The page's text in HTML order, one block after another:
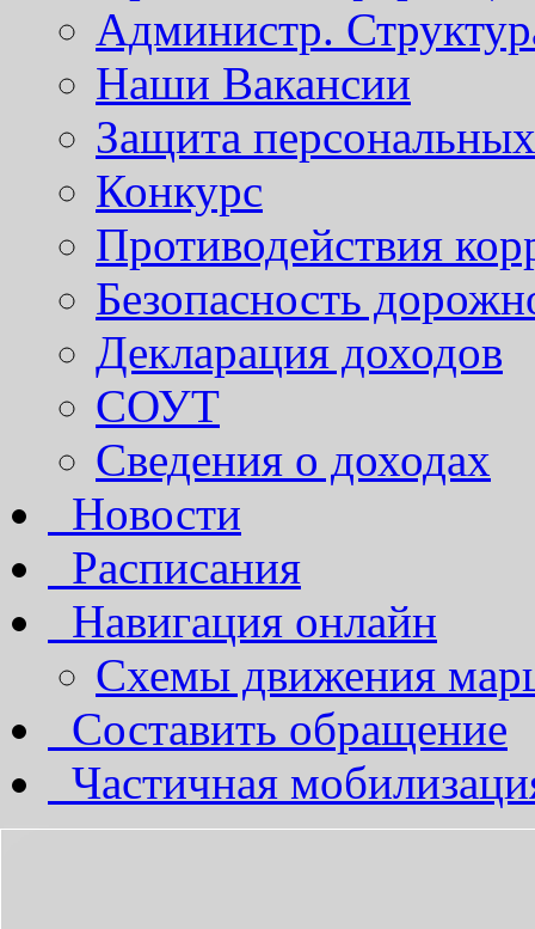
Администр.
Наши Вакансии
Защита
Конкурс
Противодействия
Безопасность
Декларация доходов
СОУТ
Сведения о доходах
Новости
Расписания
Навигация онлайн
Схемы движения
Составить обращение
Частичная